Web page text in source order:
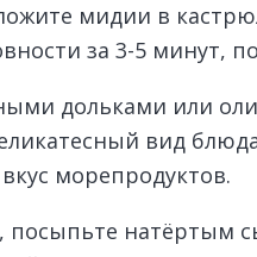
мидии в
за 3-5 минут,
дольками или
вид
морепродуктов.
посыпьте